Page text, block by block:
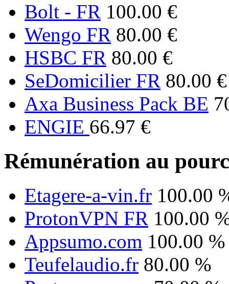
Bolt - FR 100.00 €
Wengo FR 80.00 €
HSBC FR 80.00 €
SeDomicilier FR 80.00 €
Axa Business Pack BE
ENGIE 66.97 €
Rémunération au
Etagere-a-vin.fr 100.00
ProtonVPN FR 100.00
Appsumo.com 100.00 %
Teufelaudio.fr 80.00 %